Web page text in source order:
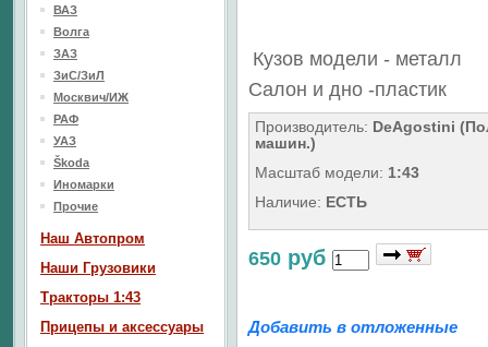
Кузов модели - металл
Салон и дно -пластик
Производитель: DeAgostini
машин.)
Масштаб модели: 1:43
Наличие: ЕСТЬ
650 руб
Добавить в отложенные
ВАЗ
Волга
ЗАЗ
ЗиС/ЗиЛ
Москвич/ИЖ
РАФ
УАЗ
Škoda
Иномарки
Прочие
Наш Aвтопром
Наши Грузовики
Тракторы 1:43
Прицепы и аксессуары